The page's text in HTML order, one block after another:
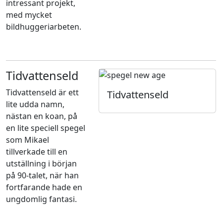
intressant projekt,
med mycket
bildhuggeriarbeten.
Tidvattenseld
Tidvattenseld är ett
lite udda namn,
nästan en koan, på
en lite speciell spegel
som Mikael
tillverkade till en
utställning i början
på 90-talet, när han
fortfarande hade en
ungdomlig fantasi.
Tidvattenseld